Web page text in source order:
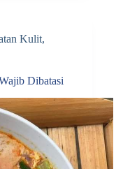
Kulit,
Dibatasi